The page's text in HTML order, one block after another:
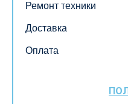
Ремонт техники
Доставка
Оплата